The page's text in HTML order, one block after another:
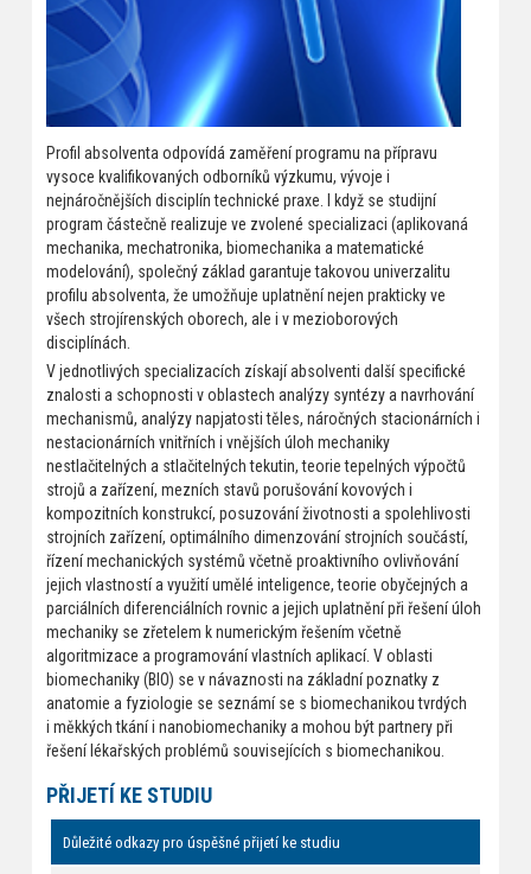
Profil absolventa odpovídá zaměření programu na přípravu
vysoce kvalifikovaných odborníků výzkumu, vývoje i
nejnáročnějších disciplín technické praxe. I když se studijní
program částečně realizuje ve zvolené specializaci (aplikovaná
mechanika, mechatronika, biomechanika a matematické
modelování), společný základ garantuje takovou univerzalitu
profilu absolventa, že umožňuje uplatnění nejen prakticky ve
všech strojírenských oborech, ale i v mezioborových
disciplínách.
V jednotlivých specializacích získají absolventi další specifické
znalosti a schopnosti v oblastech analýzy syntézy a navrhování
mechanismů, analýzy napjatosti těles, náročných stacionárních i
nestacionárních vnitřních i vnějších úloh mechaniky
nestlačitelných a stlačitelných tekutin, teorie tepelných výpočtů
strojů a zařízení, mezních stavů porušování kovových i
kompozitních konstrukcí, posuzování životnosti a spolehlivosti
strojních zařízení, optimálního dimenzování strojních součástí,
řízení mechanických systémů včetně proaktivního ovlivňování
jejich vlastností a využití umělé inteligence, teorie obyčejných a
parciálních diferenciálních rovnic a jejich uplatnění při řešení úloh
mechaniky se zřetelem k numerickým řešením včetně
algoritmizace a programování vlastních aplikací. V oblasti
biomechaniky (BIO) se v návaznosti na základní poznatky z
anatomie a fyziologie se seznámí se s biomechanikou tvrdých
i měkkých tkání i nanobiomechaniky a mohou být partnery při
řešení lékařských problémů souvisejících s biomechanikou.
PŘIJETÍ KE STUDIU
Důležité odkazy pro úspěšné přijetí ke studiu